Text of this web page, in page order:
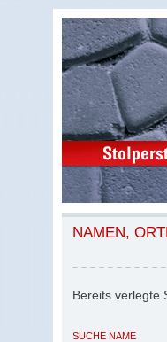
NAMEN,
Bereits verlegte
SUCHE NAME